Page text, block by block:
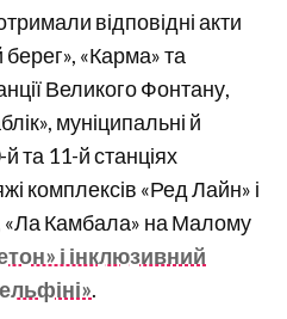
відповідні акти
«Карма» та
Великого Фонтану,
муніципальні й
та 11-й станціях
комплексів «Ред Лайн» і
«Ла Камбала» на Малому
і інклюзивний
.